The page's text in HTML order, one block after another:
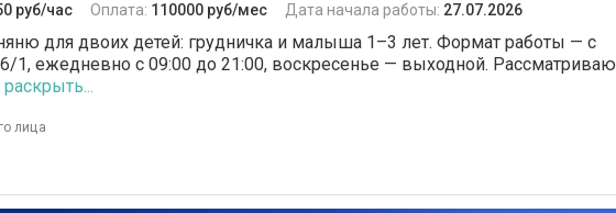
руб/час Оплата: 110000 руб/мес Дата начала работы: 27.07.2026
для двоих детей: грудничка и малыша 1–3 лет. Формат работы — с
1, ежедневно с 09:00 до 21:00, воскресенье — выходной. Рассматриваю
раскрыть...
лица